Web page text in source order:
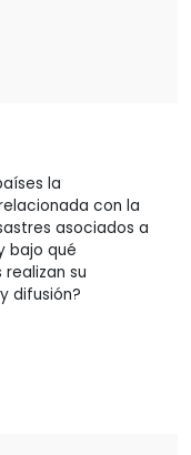
la
con la
asociados a
bajo qué
su
difusión?